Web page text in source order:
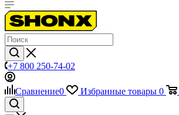
+7 800 250-74-02
Сравнение0 Избранные товары 0